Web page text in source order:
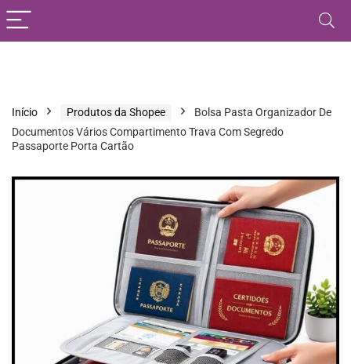
Início Produtos da Shopee
Bolsa Pasta Organizador De
Documentos Vários Compartimento Trava Com Segredo
Passaporte Porta Cartão